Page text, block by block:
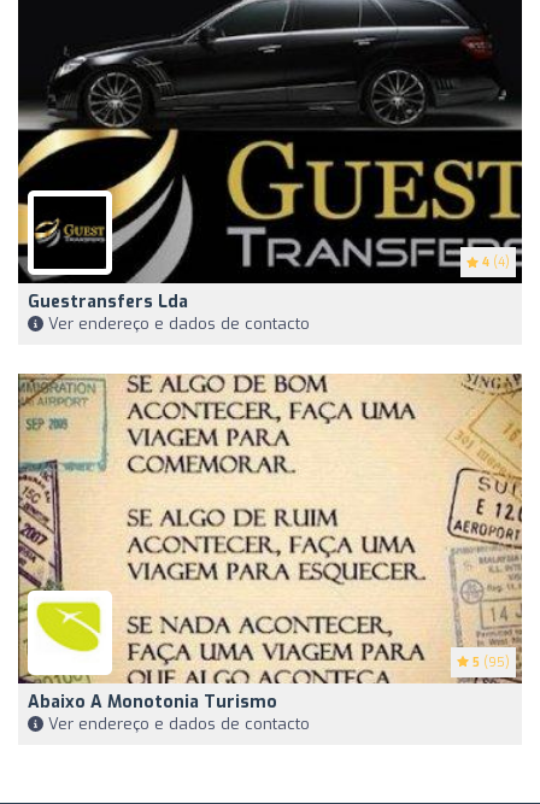
4 (4)
Guestransfers Lda
Ver endereço e dados de contacto
5 (95)
Abaixo A Monotonia Turismo
Ver endereço e dados de contacto